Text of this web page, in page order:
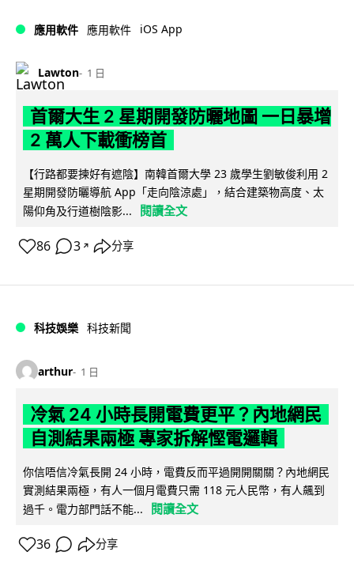
應用軟件 應用軟件 iOS App
Lawton 1 日
首爾大生 2 星期開發防曬地圖 一日暴增
2 萬人下載衝榜首
【行路都要揀好有遮陰】南韓首爾大學 23 歲學生劉敏俊利用 2
星期開發防曬導航 App「走向陰涼處」，結合建築物高度、太
陽仰角及行道樹陰影...
閱讀全文
86 3 ↗ 分享
科技娛樂 科技新聞
arthur 1 日
冷氣 24 小時長開電費更平？內地網民
自測結果兩極 專家拆解慳電邏輯
你信唔信冷氣長開 24 小時，電費反而平過開開關關？內地網民
實測結果兩極，有人一個月電費只需 118 元人民幣，有人飆到
過千。電力部門話不能...
閱讀全文
36 分享